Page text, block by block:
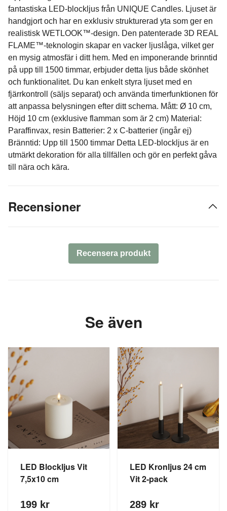
fantastiska LED-blockljus från UNIQUE Candles. Ljuset är
handgjort och har en exklusiv strukturerad yta som ger en
realistisk WETLOOK™-design. Den patenterade 3D REAL
FLAME™-teknologin skapar en vacker ljuslåga, vilket ger
en mysig atmosfär i ditt hem. Med en imponerande brinntid
på upp till 1500 timmar, erbjuder detta ljus både skönhet
och funktionalitet. Du kan enkelt styra ljuset med en
fjärrkontroll (säljs separat) och använda timerfunktionen för
att anpassa belysningen efter ditt schema. Mått: Ø 10 cm,
Höjd 10 cm (exklusive flamman som är 2 cm) Material:
Paraffinvax, resin Batterier: 2 x C-batterier (ingår ej)
Bränntid: Upp till 1500 timmar Detta LED-blockljus är en
utmärkt dekoration för alla tillfällen och gör en perfekt gåva
till nära och kära.
Recensioner
Recensera produkt
Se även
LED Blockljus Vit
7,5x10 cm
199 kr
LED Kronljus 24 cm
Vit 2-pack
289 kr